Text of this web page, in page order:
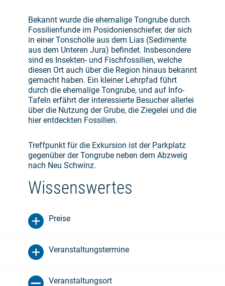
Bekannt wurde die ehemalige Tongrube durch
Fossilienfunde im Posidonienschiefer, der sich
in einer Tonscholle aus dem Lias (Sedimente
aus dem Unteren Jura) befindet. Insbesondere
sind es Insekten- und Fischfossilien, welche
diesen Ort auch über die Region hinaus bekannt
gemacht haben. Ein kleiner Lehrpfad führt
durch die ehemalige Tongrube, und auf Info-
Tafeln erfährt der interessierte Besucher allerlei
über die Nutzung der Grube, die Ziegelei und die
hier entdeckten Fossilien.
Treffpunkt für die Exkursion ist der Parkplatz
gegenüber der Tongrube neben dem Abzweig
nach Neu Schwinz.
Wissenswertes
Preise
Veranstaltungstermine
Veranstaltungsort